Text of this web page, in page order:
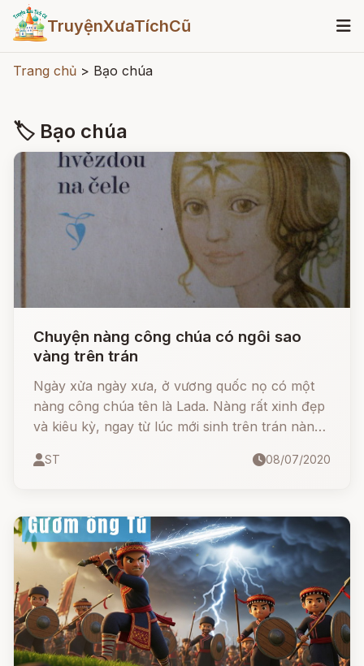
TruyệnXưaTíchCũ
Trang chủ > Bạo chúa
🏷 Bạo chúa
Chuyện nàng công chúa có ngôi sao
vàng trên trán
Ngày xửa ngày xưa, ở vương quốc nọ có một
nàng công chúa tên là Lada. Nàng rất xinh đẹp
và kiêu kỳ, ngay từ lúc mới sinh trên trán nàng
- nhà vua Hostivít - đã già, Ngài là một ông vua
ST 08/07/2020